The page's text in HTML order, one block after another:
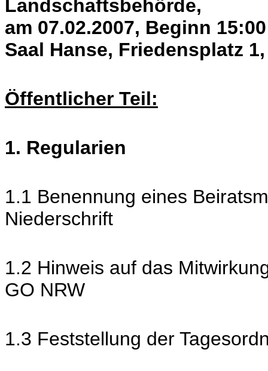
Landschaftsbehörde,
am 07.02.2007, Beginn
Saal Hanse, Friedensplatz
Öffentlicher Teil:
1. Regularien
1.1 Benennung eines
Niederschrift
1.2 Hinweis auf das
GO NRW
1.3 Feststellung der